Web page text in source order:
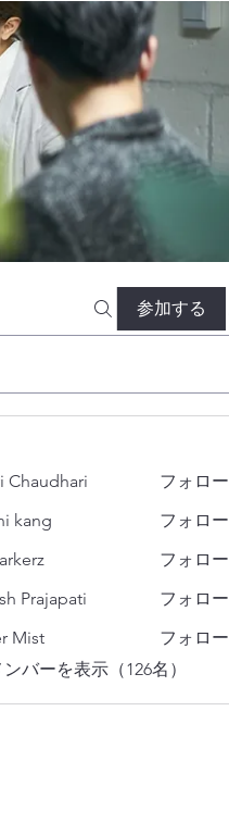
参加する
Chaudhari
フォロー
kang
フォロー
フォロー
Prajapati
フォロー
Mist
フォロー
バーを表示（126名）